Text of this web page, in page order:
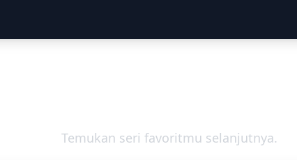
Temukan seri favoritmu selanjutnya.